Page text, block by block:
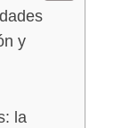
y
la